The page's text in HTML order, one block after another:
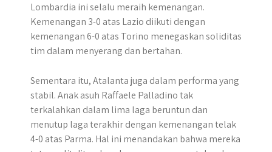
Lombardia ini selalu meraih kemenangan.
Kemenangan 3-0 atas Lazio diikuti dengan
kemenangan 6-0 atas Torino menegaskan soliditas
tim dalam menyerang dan bertahan.
Sementara itu, Atalanta juga dalam performa yang
stabil. Anak asuh Raffaele Palladino tak
terkalahkan dalam lima laga beruntun dan
menutup laga terakhir dengan kemenangan telak
4-0 atas Parma. Hal ini menandakan bahwa mereka